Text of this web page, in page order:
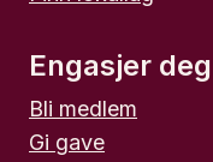
Engasjer deg
Bli medlem
Gi gave